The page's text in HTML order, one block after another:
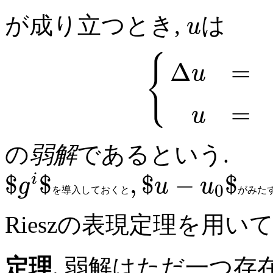
が成り立つとき, uは
{ Δu
u
=
=
の弱解であるという.
$gi $ を導入 してお く と , $u − u0$がみた
Rieszの表現定理を用い
定理. 弱解はただ一つ存